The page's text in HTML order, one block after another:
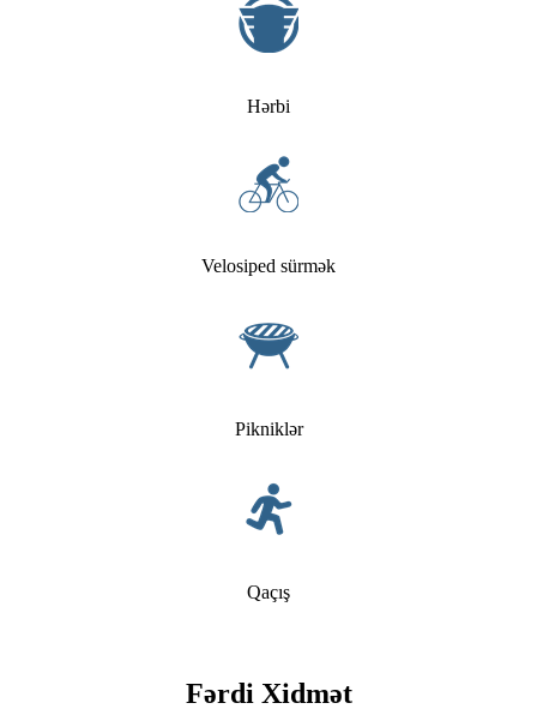
Hərbi
Velosiped sürmək
Pikniklər
Qaçış
Fərdi Xidmət